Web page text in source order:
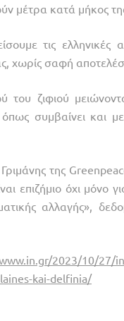
μέτρα κατά μήκος
τις ελληνικές
χωρίς σαφή
ζιφιού
συμβαίνει και
της
επιζήμιο όχι μόνο
αλλαγής»,
2023/10/27/in-
kai-delfinia/